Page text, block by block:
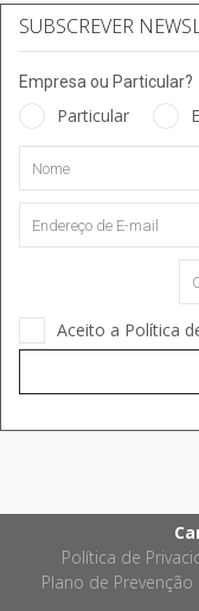
SUBSCREVER
Empresa ou Particular?
Particular
Aceito a Política
Política de
Plano de